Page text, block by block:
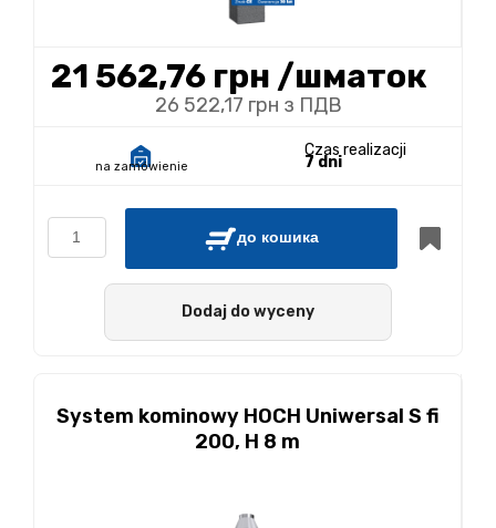
21 562,76 грн /шматок
26 522,17 грн з ПДВ
na zamówienie
Czas realizacji
7 dni
до кошика
Dodaj do wyceny
System kominowy HOCH Uniwersal S fi
200, H 8 m